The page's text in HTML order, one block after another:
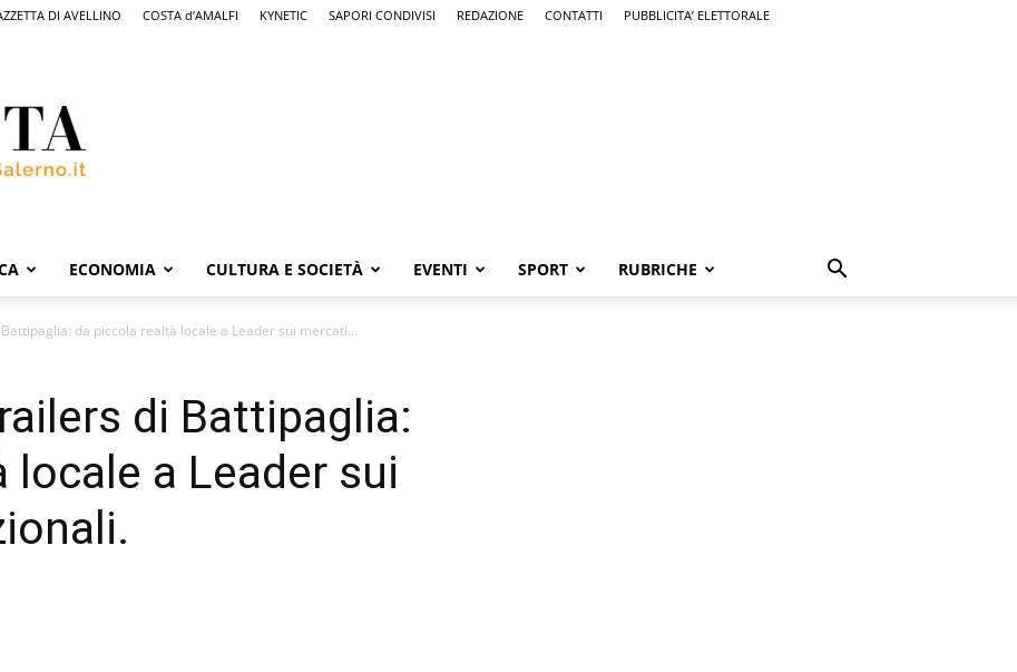
DI AVELLINO COSTA d’AMALFI KYNETIC SAPORI CONDIVISI REDAZIONE CONTATTI PUBBLICITA’ ELETTORALE
ECONOMIA CULTURA E SOCIETÀ EVENTI SPORT RUBRICHE
Battipaglia: da piccola realtà locale a Leader sui mercati...
di Battipaglia:
a Leader sui